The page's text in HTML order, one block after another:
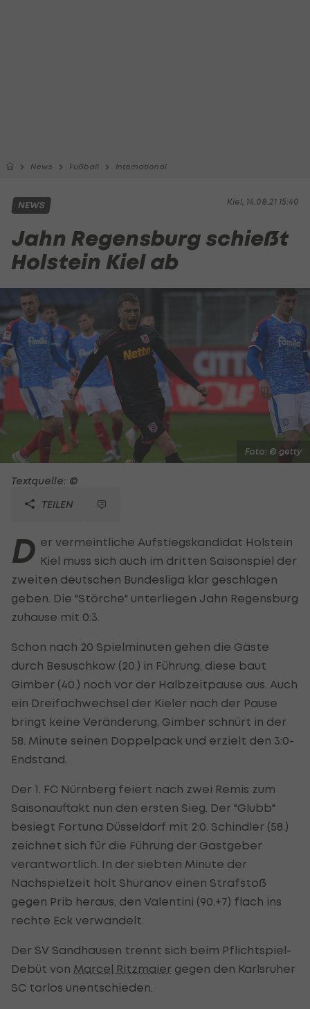
News Fußball International
Kiel, 14.08.21 15:40
NEWS
Jahn Regensburg schießt
Holstein Kiel ab
Foto: © getty
Textquelle: ©
TEILEN
D er vermeintliche Aufstiegskandidat Holstein
Kiel muss sich auch im dritten Saisonspiel der
zweiten deutschen Bundesliga klar geschlagen
geben. Die "Störche" unterliegen Jahn Regensburg
zuhause mit 0:3.
Schon nach 20 Spielminuten gehen die Gäste
durch Besuschkow (20.) in Führung, diese baut
Gimber (40.) noch vor der Halbzeitpause aus. Auch
ein Dreifachwechsel der Kieler nach der Pause
bringt keine Veränderung, Gimber schnürt in der
58. Minute seinen Doppelpack und erzielt den 3:0-
Endstand.
Der 1. FC Nürnberg feiert nach zwei Remis zum
Saisonauftakt nun den ersten Sieg. Der "Glubb"
besiegt Fortuna Düsseldorf mit 2:0. Schindler (58.)
zeichnet sich für die Führung der Gastgeber
verantwortlich. In der siebten Minute der
Nachspielzeit holt Shuranov einen Strafstoß
gegen Prib heraus, den Valentini (90.+7) flach ins
rechte Eck verwandelt.
Der SV Sandhausen trennt sich beim Pflichtspiel-
Debüt von Marcel Ritzmaier gegen den Karlsruher
SC torlos unentschieden.